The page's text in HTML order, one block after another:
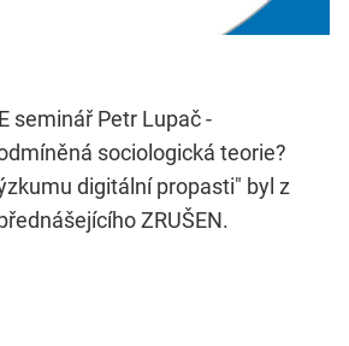
seminář Petr Lupač -
sociologická teorie?
digitální propasti" byl z
ZRUŠEN.